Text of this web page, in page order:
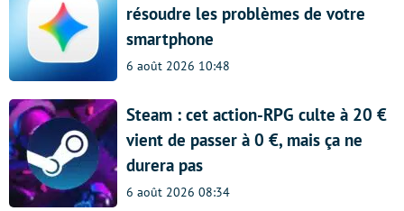
résoudre les problèmes de votre
smartphone
6 août 2026 10:48
Steam : cet action-RPG culte à 20 €
vient de passer à 0 €, mais ça ne
durera pas
6 août 2026 08:34